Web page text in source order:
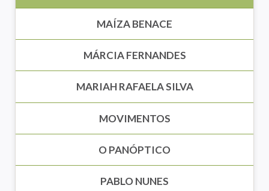
MAÍZA BENACE
MÁRCIA FERNANDES
MARIAH RAFAELA SILVA
MOVIMENTOS
O PANÓPTICO
PABLO NUNES